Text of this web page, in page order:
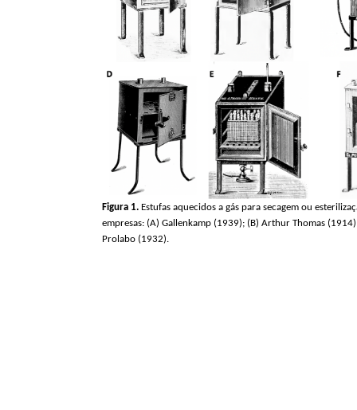
Figura 1. Estufas aquecidos a gás para secagem ou
empresas: (A)Gallenkamp (1939); (B) Arthur Thomas
Prolabo (1932).